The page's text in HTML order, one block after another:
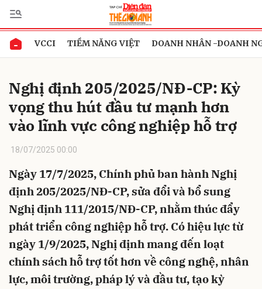
VCCI TIỀM NĂNG VIỆT DOANH NHÂN -DOANH
Nghị định 205/2025/NĐ-CP: Kỳ
vọng thu hút đầu tư mạnh hơn
vào lĩnh vực công nghiệp hỗ trợ
18/07/2025 00:00
Ngày 17/7/2025, Chính phủ ban hành Nghị
định 205/2025/NĐ-CP, sửa đổi và bổ sung
Nghị định 111/2015/NĐ-CP, nhằm thúc đẩy
phát triển công nghiệp hỗ trợ. Có hiệu lực từ
ngày 1/9/2025, Nghị định mang đến loạt
chính sách hỗ trợ tốt hơn về công nghệ, nhân
lực, môi trường, pháp lý và đầu tư, tạo kỳ
Gửi bình luận
Hủy Gửi